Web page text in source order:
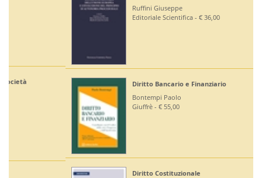
Ruffini Giuseppe
Editoriale Scientifica - € 36,00
Diritto Bancario e Finanziario
Bontempi Paolo
Giuffrè - € 55,00
Diritto Costituzionale